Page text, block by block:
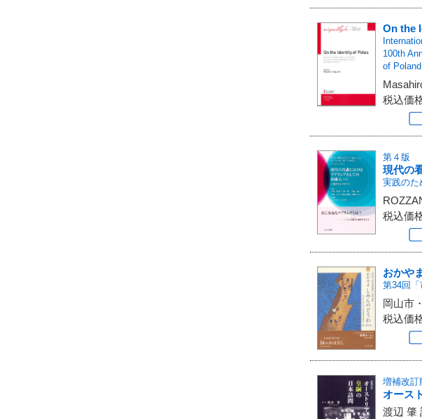
On the
100th
of Poland
税込価
第４版
現代の
実践のた
税込価
おかや
第34回
岡山市
税込価
増補改訂
オース
渡辺 肇